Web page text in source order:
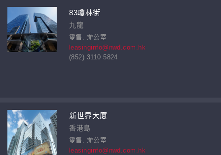
83瓊林街
九龍
零售, 辦公室
leasinginfo@nwd.com.hk
(852) 3110 5824
新世界大廈
香港島
零售, 辦公室
leasinginfo@nwd.com.hk